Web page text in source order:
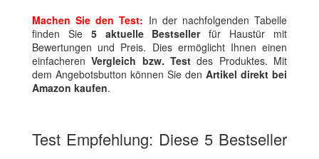
Machen Sie den Test: In der nachfolgenden Tabelle
finden Sie5 aktuelle Bestsellerfür Haustür mit
Bewertungen und Preis. Dies ermöglicht Ihnen einen
einfacherenVergleich bzw. Test des Produktes. Mit
dem Angebotsbutton können Sie den Artikel direkt bei
Amazon kaufen.
Test Empfehlung: Diese 5 Bestseller